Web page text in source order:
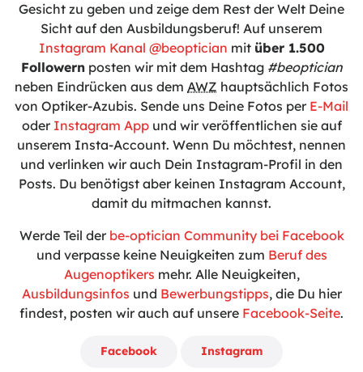
Gesicht zu geben und zeige dem Rest der Welt Deine
Sicht auf den Ausbildungsberuf! Auf unserem
Instagram Kanal @beoptician mit über 1.500
Followernposten wir mit dem Hashtag #beoptician
neben Eindrücken aus dem AWZ hauptsächlich Fotos
von Optiker-Azubis. Sende uns Deine Fotos per E-Mail
oder Instagram Appund wir veröffentlichen sie auf
unserem Insta-Account. Wenn Du möchtest, nennen
und verlinken wir auch Dein Instagram-Profil in den
Posts. Du benötigst aber keinen Instagram Account,
damit du mitmachen kannst.
Werde Teil der be-optician Community bei Facebook
und verpasse keine Neuigkeiten zum Beruf des
Augenoptikers mehr. Alle Neuigkeiten,
Ausbildungsinfos und Bewerbungstipps, die Du hier
findest, posten wir auch auf unsere Facebook-Seite.
Facebook Instagram